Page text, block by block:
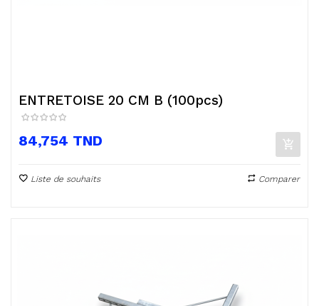
ENTRETOISE 20 CM B (100pcs)
Prix
84,754 TND
Liste de souhaits Comparer